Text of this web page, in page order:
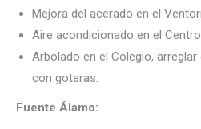
Mejora del acerado en el
Aire acondicionado en el
Arbolado en el Colegio,
con goteras.
Fuente Álamo: